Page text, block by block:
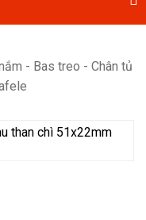
- Bas treo - Chân tủ